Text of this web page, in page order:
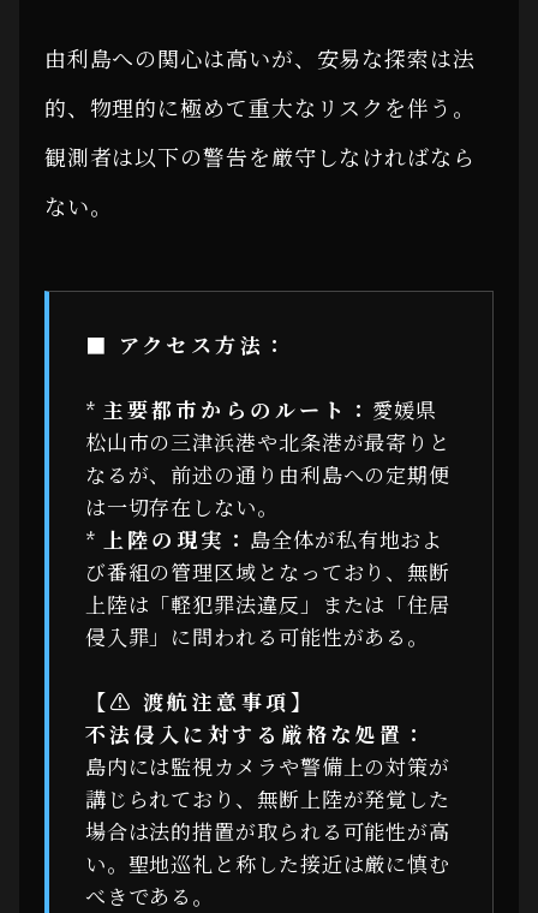
由利島への関心は高いが、安易な探索は法
的、物理的に極めて重大なリスクを伴う。
観測者は以下の警告を厳守しなければなら
ない。
■ アクセス方法：
* 主要都市からのルート： 愛媛県
松山市の三津浜港や北条港が最寄りと
なるが、前述の通り由利島への定期便
は一切存在しない。
* 上陸の現実： 島全体が私有地およ
び番組の管理区域となっており、無断
上陸は「軽犯罪法違反」または「住居
侵入罪」に問われる可能性がある。
【⚠ 渡航注意事項】
不法侵入に対する厳格な処置：
島内には監視カメラや警備上の対策が
講じられており、無断上陸が発覚した
場合は法的措置が取られる可能性が高
い。聖地巡礼と称した接近は厳に慎む
べきである。